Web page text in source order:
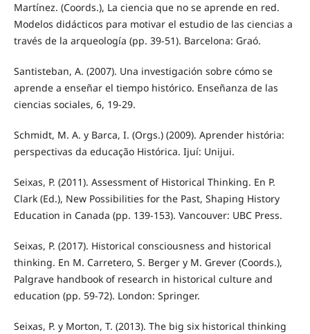
Martínez. (Coords.), La ciencia que no se aprende en red.
Modelos didácticos para motivar el estudio de las ciencias a
través de la arqueología (pp. 39-51). Barcelona: Graó.
Santisteban, A. (2007). Una investigación sobre cómo se
aprende a enseñar el tiempo histórico. Enseñanza de las
ciencias sociales, 6, 19-29.
Schmidt, M. A. y Barca, I. (Orgs.) (2009). Aprender história:
perspectivas da educação Histórica. Ijuí: Unijui.
Seixas, P. (2011). Assessment of Historical Thinking. En P.
Clark (Ed.), New Possibilities for the Past, Shaping History
Education in Canada (pp. 139-153). Vancouver: UBC Press.
Seixas, P. (2017). Historical consciousness and historical
thinking. En M. Carretero, S. Berger y M. Grever (Coords.),
Palgrave handbook of research in historical culture and
education (pp. 59-72). London: Springer.
Seixas, P. y Morton, T. (2013). The big six historical thinking